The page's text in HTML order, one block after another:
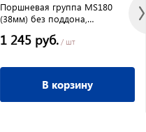
Поршневая группа MS180
(38мм) без поддона,
1 245 руб. / шт
В корзину